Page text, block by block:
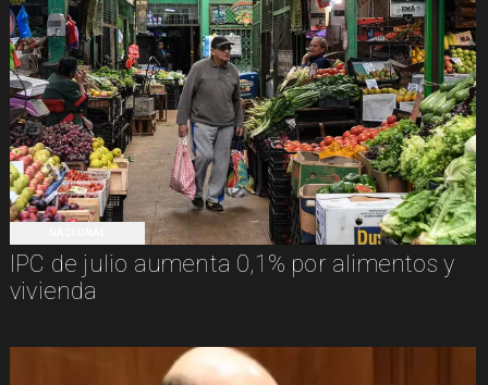
IPC de julio aumenta 0,1% por alimentos y
vivienda